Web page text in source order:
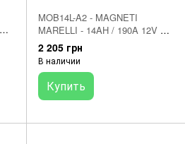
MOB14L-A2 - MAGNETI
MARELLI - 14AH / 190A 12V P+
Стартерная аккумуляторная
батарея
2 205 грн
В наличии
Купить